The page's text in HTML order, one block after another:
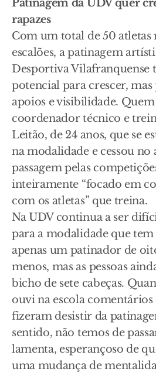
Patinagem da UDV quer
rapazes
Com um total de 50 atletas
escalões, a patinagem
Desportiva Vilafranquense
potencial para crescer, mas
apoios e visibilidade.
coordenador técnico e
Leitão, de 24 anos, que se
na modalidade e cessou no
passagem pelas
inteiramente “focado em
com os atletas” que treina.
Na UDV continua a ser
para a modalidade que
apenas um patinador de
menos, mas as pessoas
bicho de sete cabeças.
ouvi na escola comentários
fizeram desistir da
sentido, não temos de
lamenta, esperançoso de
uma mudança de